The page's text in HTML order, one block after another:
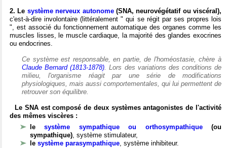
2. Le système nerveux autonome(SNA, neurovégétatif ou viscéral),
c'est-à-dire involontaire (littéralement " qui se régit par ses propres lois
", est associé du fonctionnement automatique des organes comme les
muscles lisses, le muscle cardiaque, la majorité des glandes exocrines
ou endocrines.
Ce système est responsable, en partie, de l'homéostasie, chère à
Claude Bernard (1813-1878). Lors des variations des conditions de
milieu, l'organisme réagit par une série de modifications
physiologiques, mais aussi comportementales, qui lui permettent de
retrouver son équilibre.
Le SNA est composé de deux systèmes antagonistes de l'activité
des mêmes viscères :
lesystème sympathique ou orthosympathique(ou
sympathique), système stimulateur,
le système parasympathique, système inhibiteur.